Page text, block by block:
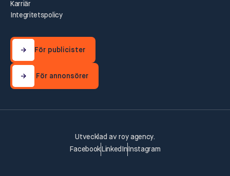
Karriär
Integritetspolicy
För publicister
För annonsörer
För annonsörer
Utvecklad avroy agency.
Facebook LinkedIn Instagram